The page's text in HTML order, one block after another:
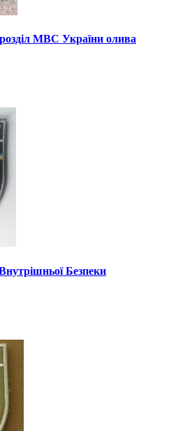
МВС України олива
Безпеки